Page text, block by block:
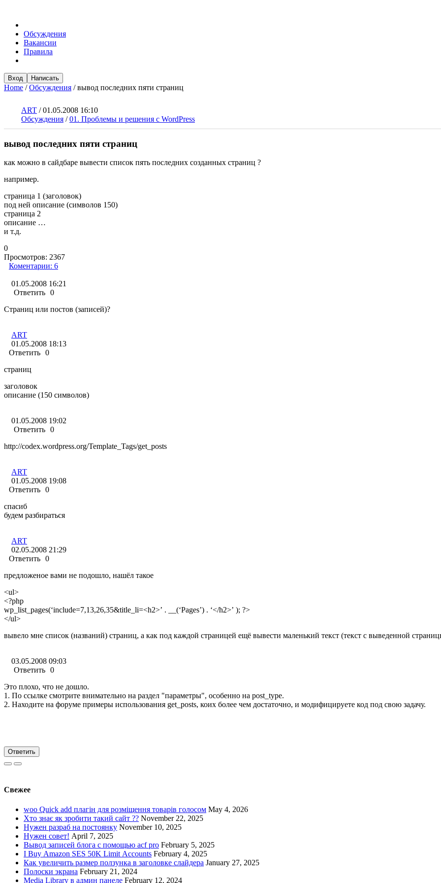
Обсуждения
Вакансии
Правила
Вход Написать
Home /Обсуждения /вывод последних пяти страниц
ART /01.05.2008 16:10
Обсуждения /01. Проблемы и решения с WordPress
вывод последних пяти страниц
как можно в сайдбаре вывести список пять последних созданных страниц ?
например.
страница 1 (заголовок)
под ней описание (символов 150)
страница 2
описание …
и т.д.
0
Просмотров: 2367
Коментарии: 6
01.05.2008 16:21
Ответить 0
Страниц или постов (записей)?
ART
01.05.2008 18:13
Ответить 0
страниц
заголовок
описание (150 символов)
01.05.2008 19:02
Ответить 0
http://codex.wordpress.org/Template_Tags/get_posts
ART
01.05.2008 19:08
Ответить 0
спасиб
будем разбираться
ART
02.05.2008 21:29
Ответить 0
предложеное вами не подошло, нашёл такое
<ul>
<?php
wp_list_pages(‘include=7,13,26,35&title_li=<h2>’ . __(‘Pages’) . ‘</h2>’ ); ?>
</ul>
вывело мне список (названий) страниц, а как под каждой страницей ещё вывести маленький текст (текст с выведенной
03.05.2008 09:03
Ответить 0
Это плохо, что не дошло.
1. По ссылке смотрите внимательно на раздел "параметры", особенно на post_type.
2. Находите на форуме примеры использования get_posts, коих более чем достаточно, и модифицируете код под свою задачу.
Ответить
Свежее
woo Quick add плагін для розміщення товарів голосом May 4, 2026
Хто знає як зробити такий сайт ?? November 22, 2025
Нужен разраб на постоянку November 10, 2025
Нужен совет! April 7, 2025
Вывод записей блога с помощью acf pro February 5, 2025
I Buy Amazon SES 50K Limit Accounts February 4, 2025
Как увеличить размер ползунка в заголовке слайдера January 27, 2025
Полоски экрана February 21, 2024
Media Library в админ панеле February 12, 2024